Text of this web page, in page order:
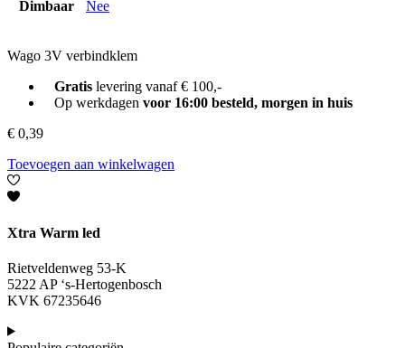
Dimbaar Nee
Wago 3V verbindklem
Gratislevering vanaf € 100,-
Op werkdagen voor 16:00 besteld, morgen in huis
€ 0,39
Toevoegen aan winkelwagen
Xtra Warm led
Rietveldenweg 53-K
5222 AP ‘s-Hertogenbosch
KVK 67235646